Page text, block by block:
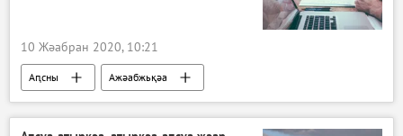
10 Жәабран 2020, 10:21
Аԥсны
Ажәабжьқәа
Аԥсны ахада иалхрақәа -2020